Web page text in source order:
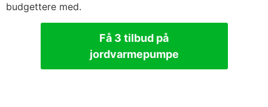
budgettere med.
Få 3 tilbud på
jordvarmepumpe